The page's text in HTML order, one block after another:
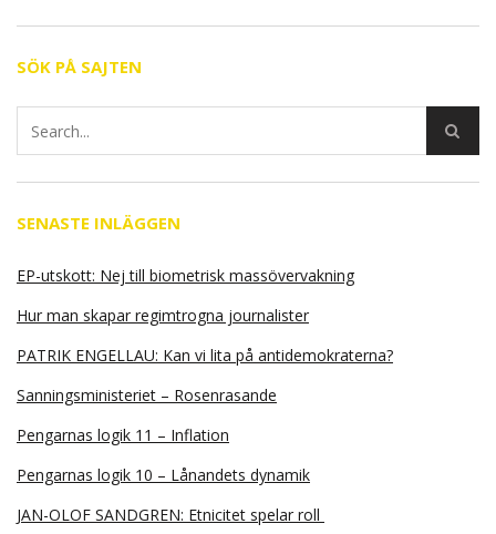
SÖK PÅ SAJTEN
SENASTE INLÄGGEN
EP-utskott: Nej till biometrisk massövervakning
Hur man skapar regimtrogna journalister
PATRIK ENGELLAU: Kan vi lita på antidemokraterna?
Sanningsministeriet – Rosenrasande
Pengarnas logik 11 – Inflation
Pengarnas logik 10 – Lånandets dynamik
JAN-OLOF SANDGREN: Etnicitet spelar roll